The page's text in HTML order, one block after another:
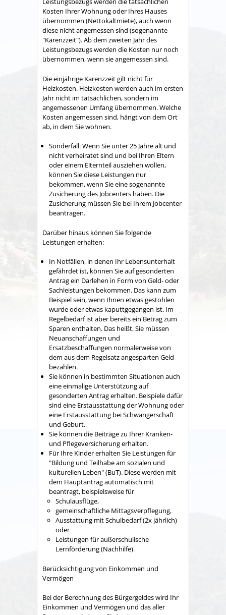
Kosten Ihrer Wohnung oder Ihres Hauses
übernommen (Nettokaltmiete), auch wenn
diese nicht angemessen sind (sogenannte
"Karenzzeit"). Ab dem zweiten Jahr des
Leistungsbezugs werden die Kosten nur noch
übernommen, wenn sie angemessen sind.
Die einjährige Karenzzeit gilt nicht für
Heizkosten. Heizkosten werden auch im ersten
Jahr nicht im tatsächlichen, sondern im
angemessenen Umfang übernommen. Welche
Kosten angemessen sind, hängt von dem Ort
ab, in dem Sie wohnen.
Sonderfall: Wenn Sie unter 25 Jahre alt und
nicht verheiratet sind und bei Ihren Eltern
oder einem Elternteil ausziehen wollen,
können Sie diese Leistungen nur
bekommen, wenn Sie eine sogenannte
Zusicherung des Jobcenters haben. Die
Zusicherung müssen Sie bei Ihrem Jobcenter
beantragen.
Darüber hinaus können Sie folgende
Leistungen erhalten:
In Notfällen, in denen Ihr Lebensunterhalt
gefährdet ist, können Sie auf gesonderten
Antrag ein Darlehen in Form von Geld- oder
Sachleistungen bekommen. Das kann zum
Beispiel sein, wenn Ihnen etwas gestohlen
wurde oder etwas kaputtgegangen ist. Im
Regelbedarf ist aber bereits ein Betrag zum
Sparen enthalten. Das heißt, Sie müssen
Neuanschaffungen und
Ersatzbeschaffungen normalerweise von
dem aus dem Regelsatz angesparten Geld
bezahlen.
Sie können in bestimmten Situationen auch
eine einmalige Unterstützung auf
gesonderten Antrag erhalten. Beispiele dafür
sind eine Erstausstattung der Wohnung oder
eine Erstausstattung bei Schwangerschaft
und Geburt.
Sie können die Beiträge zu Ihrer Kranken-
und Pflegeversicherung erhalten.
Für Ihre Kinder erhalten Sie Leistungen für
"Bildung und Teilhabe am sozialen und
kulturellen Leben" (BuT). Diese werden mit
dem Hauptantrag automatisch mit
beantragt, beispielsweise für
Schulausflüge,
gemeinschaftliche Mittagsverpflegung,
Ausstattung mit Schulbedarf (2x jährlich)
oder
Leistungen für außerschulische
Lernförderung (Nachhilfe).
Berücksichtigung von Einkommen und
Vermögen
Bei der Berechnung des Bürgergeldes wird Ihr
Einkommen und Vermögen und das aller